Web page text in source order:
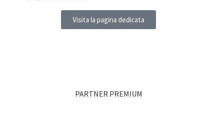
Visita la pagina dedicata
PARTNER PREMIUM